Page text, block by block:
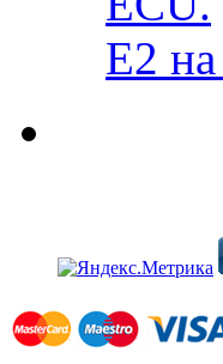
E2